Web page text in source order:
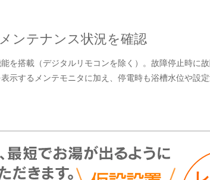
ンテナンス状況を確認
を搭載（デジタルリモコンを除く）。故障停止時に
示するメンテモニタに加え、停電時も浴槽水位や設